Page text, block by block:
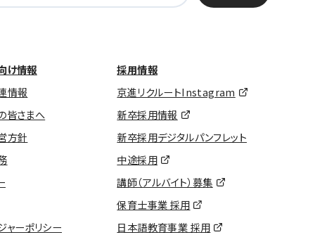
け情報
情報
皆さまへ
方針
ャーポリシー
採用情報
京進リクルートInstagram
新卒採用情報
新卒採用デジタルパンフレット
中途採用
講師（アルバイト）募集
保育士事業 採用
日本語教育事業 採用